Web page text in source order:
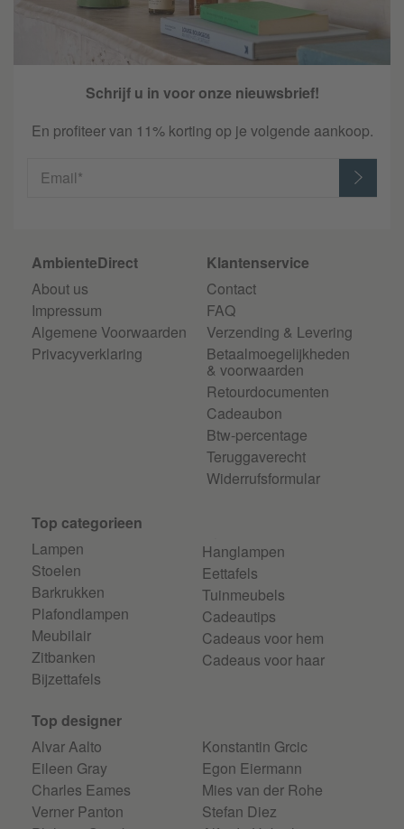
Schrijf u in voor onze nieuwsbrief!
En profiteer van 11% korting op je volgende aankoop.
Email*
AmbienteDirect
About us
Impressum
Algemene Voorwaarden
Privacyverklaring
Klantenservice
Contact
FAQ
Verzending & Levering
Betaalmoegelijkheden
& voorwaarden
Retourdocumenten
Cadeaubon
Btw-percentage
Teruggaverecht
Widerrufsformular
Top categorieen
Lampen
Stoelen
Barkrukken
Plafondlampen
Meubilair
Zitbanken
Bijzettafels
Hanglampen
Eettafels
Tuinmeubels
Cadeautips
Cadeaus voor hem
Cadeaus voor haar
Top designer
Alvar Aalto
Eileen Gray
Charles Eames
Verner Panton
Konstantin Grcic
Egon Eiermann
Mies van der Rohe
Stefan Diez